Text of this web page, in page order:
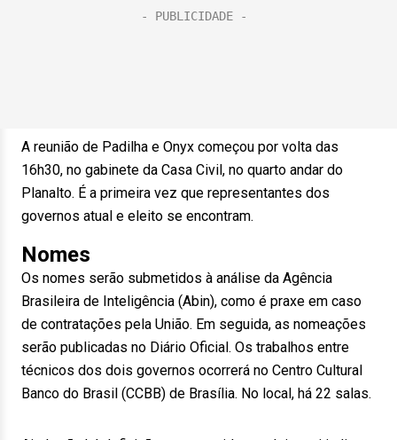
A reunião de Padilha e Onyx começou por volta das
16h30, no gabinete da Casa Civil, no quarto andar do
Planalto. É a primeira vez que representantes dos
governos atual e eleito se encontram.
Nomes
Os nomes serão submetidos à análise da Agência
Brasileira de Inteligência (Abin), como é praxe em caso
de contratações pela União. Em seguida, as nomeações
serão publicadas no Diário Oficial. Os trabalhos entre
técnicos dos dois governos ocorrerá no Centro Cultural
Banco do Brasil (CCBB) de Brasília. No local, há 22 salas.